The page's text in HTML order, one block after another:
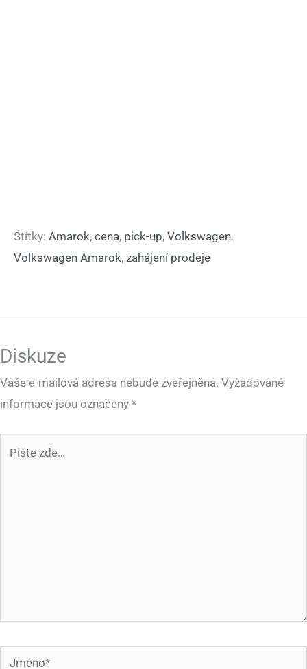
Štítky: Amarok, cena, pick-up, Volkswagen,
Volkswagen Amarok, zahájení prodeje
Diskuze
Vaše e-mailová adresa nebude zveřejněna. Vyžadované
informace jsou označeny *
Jméno*